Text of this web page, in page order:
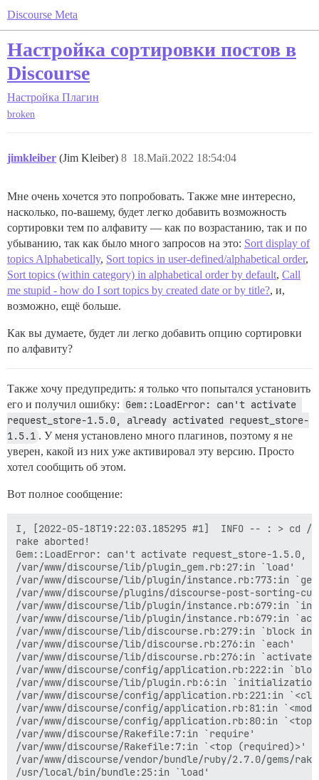
Discourse Meta
Настройка сортировки постов в
Discourse
Настройка Плагин
broken
jimkleiber (Jim Kleiber) 18.Май.2022 18:54:04
8
Мне очень хочется это попробовать. Также мне интересно,
насколько, по-вашему, будет легко добавить возможность
сортировки тем по алфавиту — как по возрастанию, так и по
убыванию, так как было много запросов на это: Sort display of
topics Alphabetically, Sort topics in user-defined/alphabetical order,
Sort topics (within category) in alphabetical order by default, Call
me stupid - how do I sort topics by created date or by title?, и,
возможно, ещё больше.
Как вы думаете, будет ли легко добавить опцию сортировки
по алфавиту?
Также хочу предупредить: я только что попытался установить
его и получил ошибку: Gem::LoadError: can't activate
request_store-1.5.0, already activated request_store-
1.5.1 . У меня установлено много плагинов, поэтому я не
уверен, какой из них уже активировал эту версию. Просто
хотел сообщить об этом.
Вот полное сообщение:
I, [2022-05-18T19:22:03.185295 #1]  INFO -- : > cd /
rake aborted!
Gem::LoadError: can't activate request_store-1.5.0,
/var/www/discourse/lib/plugin_gem.rb:27:in `load'
/var/www/discourse/lib/plugin/instance.rb:773:in
/var/www/discourse/plugins/discourse-post-sorting-
/var/www/discourse/lib/plugin/instance.rb:679:in
/var/www/discourse/lib/plugin/instance.rb:679:in
/var/www/discourse/lib/discourse.rb:279:in `block
/var/www/discourse/lib/discourse.rb:276:in `each'
/var/www/discourse/lib/discourse.rb:276:in
/var/www/discourse/config/application.rb:222:in
/var/www/discourse/lib/plugin.rb:6:in
/var/www/discourse/config/application.rb:221:in
/var/www/discourse/config/application.rb:81:in
/var/www/discourse/config/application.rb:80:in
/var/www/discourse/Rakefile:7:in `require'
/var/www/discourse/Rakefile:7:in `<top (required)>'
/var/www/discourse/vendor/bundle/ruby/2.7.0/gems/
/usr/local/bin/bundle:25:in `load'